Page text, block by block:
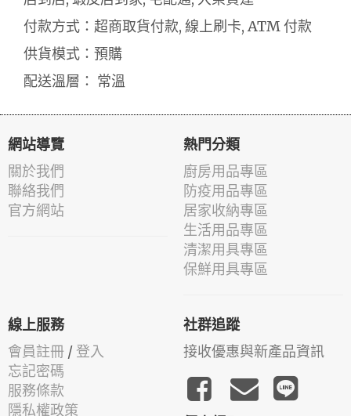
付款方式：超商取貨付款, 線上刷卡, ATM 付款
供貨模式：預購
配送溫層： 常溫
網站導覽
關於我們
聯絡我們
官方網站
熱門分類
廚房用品專區
防疫用品專區
居家收納專區
生活用品專區
清潔用具專區
保鮮用具專區
線上服務
會員註冊 / 登入
忘記密碼
服務條款
隱私權政策
社群追蹤
接收優惠與新產品資訊